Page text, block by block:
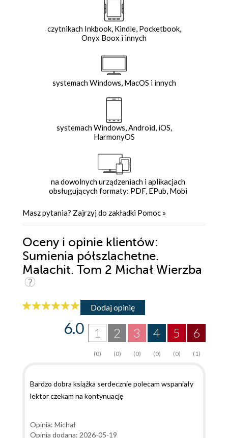
czytnikach Inkbook, Kindle, Pocketbook,
Onyx Boox i innych
systemach Windows, MacOS i innych
systemach Windows, Android, iOS,
HarmonyOS
na dowolnych urządzeniach i aplikacjach
obsługujących formaty: PDF, EPub, Mobi
Masz pytania? Zajrzyj do zakładki Pomoc »
Oceny i opinie klientów:
Sumienia półszlachetne.
Malachit. Tom 2 Michał Wierzba
Dodaj opinię
6
(1)
5
(0)
4
(0)
3
(0)
2
(0)
1
(0)
6.0
Bardzo dobra książka serdecznie polecam wspaniały
lektor czekam na kontynuację
Opinia: Michał
Opinia dodana: 2026-05-19